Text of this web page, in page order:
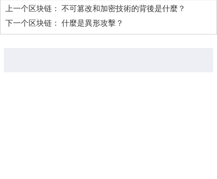
上一个区块链： 不可篡改和加密技術的背後是什麼？
下一个区块链： 什麼是異形攻擊？